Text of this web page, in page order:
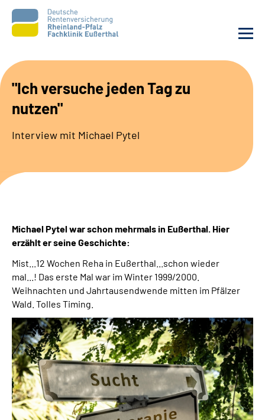
Unsere Angebote
Ihre Rehabilitation
Karriere
Leichte Sprache
"Ich versuche jeden Tag zu
nutzen"
Interview mit Michael Pytel
Michael Pytel war schon mehrmals in Eußerthal. Hier
erzählt er seine Geschichte:
Mist...12 Wochen Reha in Eußerthal...schon wieder
mal...! Das erste Mal war im Winter 1999/2000.
Weihnachten und Jahrtausendwende mitten im Pfälzer
Wald. Tolles Timing.